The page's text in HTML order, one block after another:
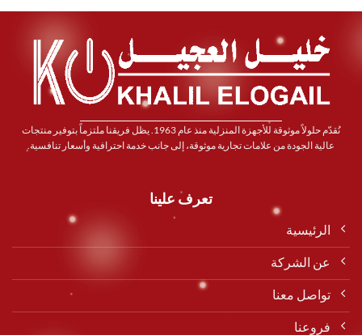
نُقدّم حلولاً موثوقة للأجهزة المنزلية منذ عام 1963. يظل فريقنا ملتزماً بتوفير منتجات
عالية الجودة من علامات تجارية موثوقة، إلى جانب خدمة احترافية وأسعار تنافسية.
تعرف علينا
الرئيسية
عن الشركة
تواصل معنا
فروعنا